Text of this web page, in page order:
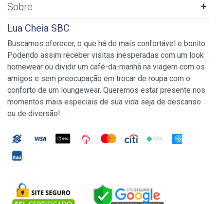
Sobre
Lua Cheia SBC
Buscamos oferecer, o que há de mais confortável e bonito.
Podendo assim receber visitas inesperadas com um look
homewear ou dividir um café-da-manhã na viagem com os
amigos e sem preocupação em trocar de roupa com o
conforto de um loungewear. Queremos estar presente nos
momentos mais especiais de sua vida seja de descanso
ou de diversão!